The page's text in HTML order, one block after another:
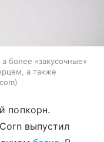
более «закусочные»
а также
попкорн.
выпустил